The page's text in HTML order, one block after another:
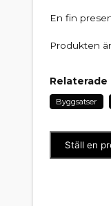
En fin
Produkten
Byggsatser
Ställ en